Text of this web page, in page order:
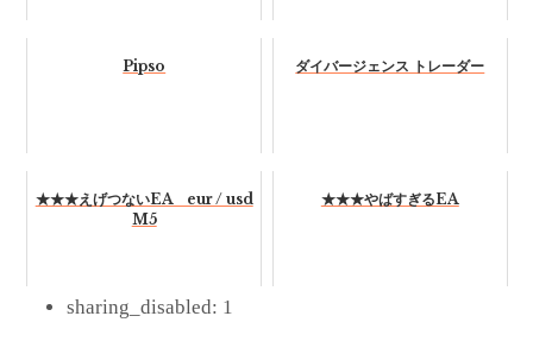
Pipso ダイバージェンス トレーダー
★★★えげつないEA eur / usd
M5
★★★やばすぎるEA
sharing_disabled: 1